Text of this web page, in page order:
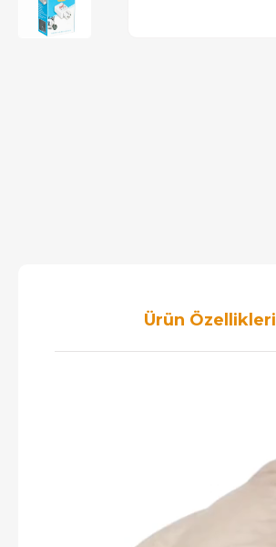
Ürün Özellikleri